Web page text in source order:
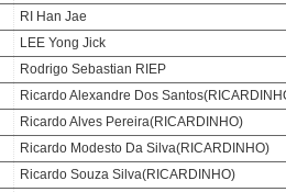
RI Han Jae
LEE Yong Jick
Rodrigo Sebastian RIEP
Ricardo Alexandre Dos
Ricardo Alves Pereira(RICARDINHO)
Ricardo Modesto Da Silva(RICARDINHO)
Ricardo Souza Silva(RICARDINHO)